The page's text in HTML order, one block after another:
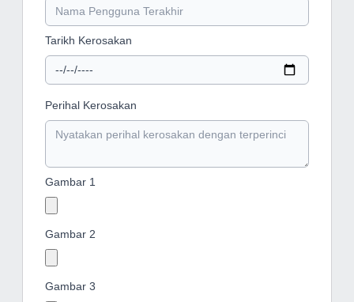
Tarikh Kerosakan
Perihal Kerosakan
Gambar 1
Gambar 2
Gambar 3